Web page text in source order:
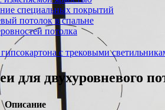
специальных покрытий
потолок в спальне
потолка
с трековыми
для двухуровневого
Описание